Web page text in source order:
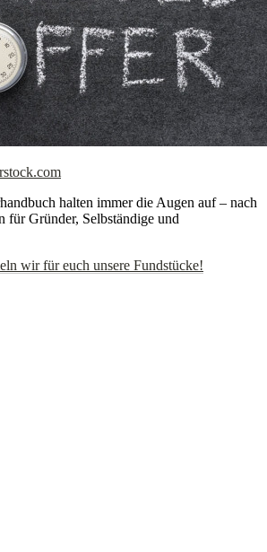
halten immer die Augen auf – nach
für Gründer, Selbständige und
wir für euch unsere Fundstücke!